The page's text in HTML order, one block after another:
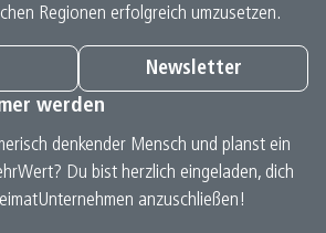
Regionen erfolgreich umzusetzen.
Newsletter
werden
denkender Mensch und planst ein
Du bist herzlich eingeladen, dich
anzuschließen!